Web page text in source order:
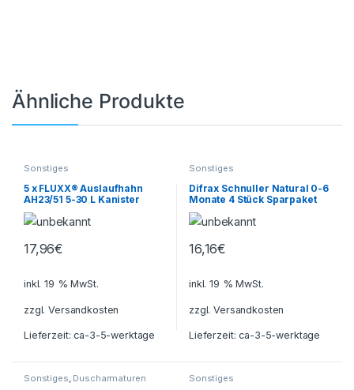
Ähnliche Produkte
Sonstiges
5 x FLUXX® Auslaufhahn
AH23/51 5-30 L Kanister
Kanisterhahn Sabeu
17,96€
inkl. 19 % MwSt.
zzgl.Versandkosten
Lieferzeit:ca-3-5-werktage
Sonstiges
Difrax Schnuller Natural 0-6
Monate 4 Stück Sparpaket
16,16€
inkl. 19 % MwSt.
zzgl.Versandkosten
Lieferzeit:ca-3-5-werktage
Sonstiges Duscharmaturen Sonstiges